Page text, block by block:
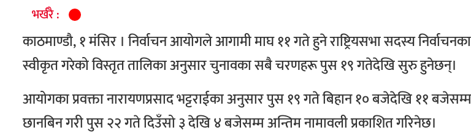
भर्खरै :
काठमाण्डौ, १ मंसिर ।निर्वाचन आयोगले आगामी माघ ११ गते हुने राष्ट्रियसभा सदस्य
स्वीकृत गरेको विस्तृत तालिका अनुसार चुनावका सबै चरणहरू पुस १९ गतेदेखि सुरु हुनेछन्।
आयोगका प्रवक्ता नारायणप्रसाद भट्टराईका अनुसार पुस १९ गते बिहान १० बजेदेखि ११
छानबिन गरी पुस २२ गते दिउँसो ३ देखि ४ बजेसम्म अन्तिम नामावली प्रकाशित गरिनेछ।